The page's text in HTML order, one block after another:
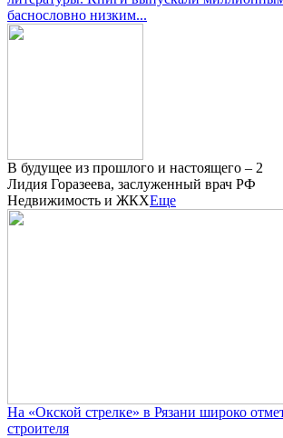
баснословно низким...
В будущее из прошлого и настоящего – 2
Лидия Горазеева, заслуженный врач РФ
Недвижимость и ЖКХЕще
На «Окской стрелке» в Рязани широко
строителя